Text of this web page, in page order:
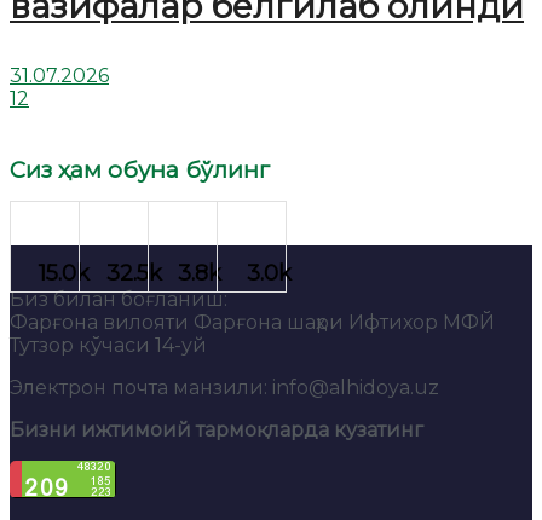
31.07.2026
12
Сиз ҳам обуна бўлинг
Биз билан боғланиш:
Фарғона вилояти Фарғона шаҳри Ифтихор МФЙ
Тутзор кўчаси 14-уй
Электрон почта манзили: info@alhidoya.uz
Бизни ижтимоий тармоқларда кузатинг